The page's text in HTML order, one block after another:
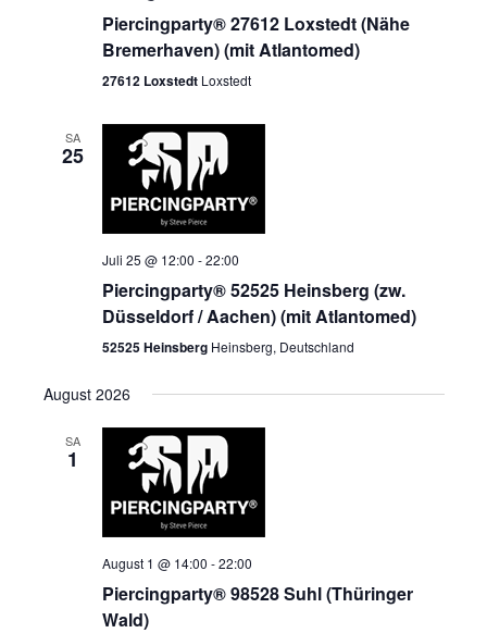
Piercingparty® 27612 Loxstedt (Nähe
Bremerhaven) (mit Atlantomed)
27612 Loxstedt Loxstedt
SA
25
Juli 25 @ 12:00 -22:00
Piercingparty® 52525 Heinsberg (zw.
Düsseldorf / Aachen) (mit Atlantomed)
52525 Heinsberg Heinsberg, Deutschland
August 2026
SA
1
August 1 @ 14:00 -22:00
Piercingparty® 98528 Suhl (Thüringer
Wald)